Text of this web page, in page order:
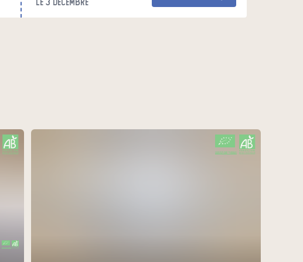
le 3 décembre
CERTIFIÉ PAR FR-BIO-01
AGRICULTURE FRANCE